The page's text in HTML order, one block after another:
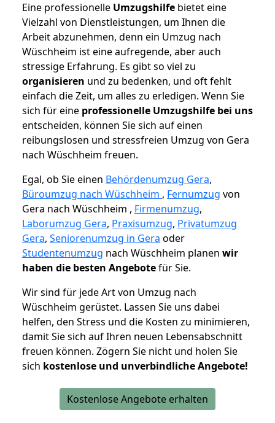
Eine professionelle Umzugshilfe bietet eine
Vielzahl von Dienstleistungen, um Ihnen die
Arbeit abzunehmen, denn ein Umzug nach
Wüschheim ist eine aufregende, aber auch
stressige Erfahrung. Es gibt so viel zu
organisieren und zu bedenken, und oft fehlt
einfach die Zeit, um alles zu erledigen. Wenn Sie
sich für eine professionelle Umzugshilfe bei uns
entscheiden, können Sie sich auf einen
reibungslosen und stressfreien Umzug von Gera
nach Wüschheim freuen.
Egal, ob Sie einen Behördenumzug Gera,
Büroumzug nach Wüschheim , Fernumzug von
Gera nach Wüschheim , Firmenumzug,
Laborumzug Gera, Praxisumzug, Privatumzug
Gera, Seniorenumzug in Gera oder
Studentenumzug nach Wüschheim planen wir
haben die besten Angebotefür Sie.
Wir sind für jede Art von Umzug nach
Wüschheim gerüstet. Lassen Sie uns dabei
helfen, den Stress und die Kosten zu minimieren,
damit Sie sich auf Ihren neuen Lebensabschnitt
freuen können. Zögern Sie nicht und holen Sie
sich kostenlose und unverbindliche Angebote!
Kostenlose Angebote erhalten